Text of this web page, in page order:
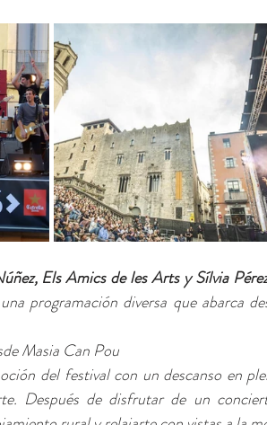
Els Amics de les Arts y Sílvia
programación diversa que abarca
Masia Can Pou
del festival con un descanso en
Después de disfrutar de un